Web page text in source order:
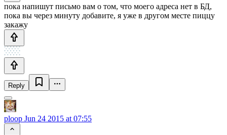
пока напишут письмо вам о том, что моего адреса нет в БД,
пока вы через минуту добавите, я уже в другом месте пиццу
закажу
Reply
ploop Jun 24 2015 at 07:55